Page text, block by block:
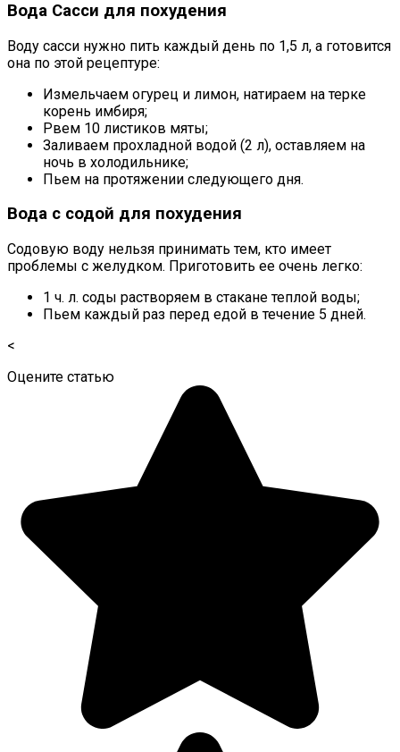
Вода Сасси для похудения
Воду сасси нужно пить каждый день по 1,5 л, а готовится
она по этой рецептуре:
Измельчаем огурец и лимон, натираем на терке
корень имбиря;
Рвем 10 листиков мяты;
Заливаем прохладной водой (2 л), оставляем на
ночь в холодильнике;
Пьем на протяжении следующего дня.
Вода с содой для похудения
Содовую воду нельзя принимать тем, кто имеет
проблемы с желудком. Приготовить ее очень легко:
1 ч. л. соды растворяем в стакане теплой воды;
Пьем каждый раз перед едой в течение 5 дней.
<
Оцените статью